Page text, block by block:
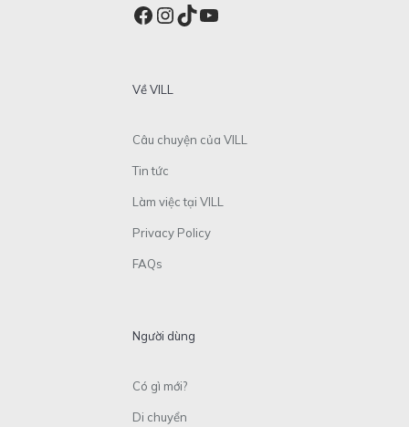
Facebook
Instagram
TikTok
YouTube
Về VILL
Câu chuyện của VILL
Tin tức
Làm việc tại VILL
Privacy Policy
FAQs
Người dùng
Có gì mới?
Di chuyển